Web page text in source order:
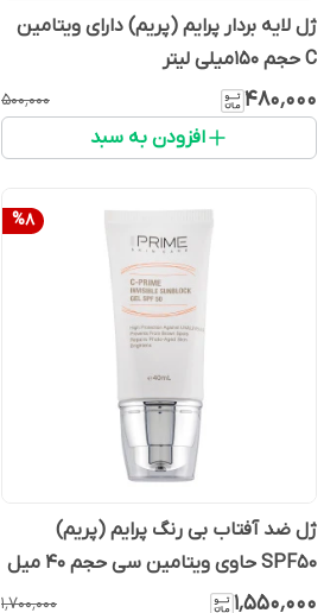
ژل لایه بردار پرایم (پریم) دارای ویتامین
C حجم 150میلی لیتر
۴۸۰٬۰۰۰ ۵۰۰٬۰۰۰
افزودن به سبد
%8
ژل ضد آفتاب بی رنگ پرایم (پریم)
SPF50 حاوی ویتامین سی حجم 40 میل
۱٬۵۵۰٬۰۰۰ ۱٬۷۰۰٬۰۰۰